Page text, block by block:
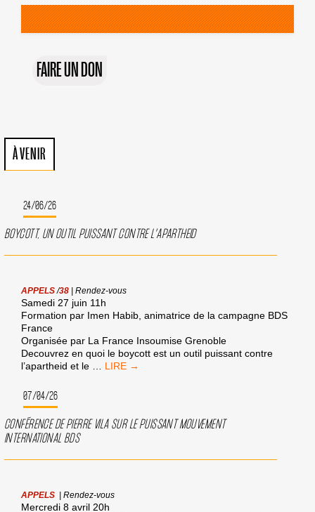
FAIRE UN DON
À VENIR
24/06/26
BOYCOTT, UN OUTIL PUISSANT CONTRE L’APARTHEID
APPELS /38 Rendez-vous
Samedi 27 juin 11h
Formation par Imen Habib, animatrice de la campagne BDS
France
Organisée par La France Insoumise Grenoble
Decouvrez en quoi le boycott est un outil puissant contre
l’apartheid et le
BOYCOTT,
L’APARTHEID
07/04/26
CONFÉRENCE DE PIERRE VILA SUR LE PUISSANT MOUVEMENT
INTERNATIONAL BDS
APPELS Rendez-vous
Mercredi 8 avril 20h